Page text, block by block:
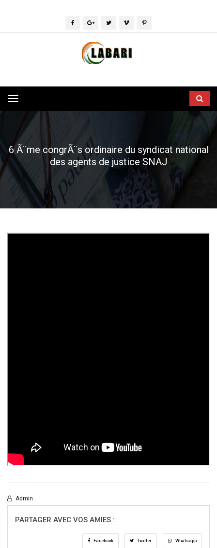
Toggle
navigation
6 Ã¨me congrÃ¨s ordinaire du syndicat national
des agents de justice SNAJ
Admin
PARTAGER AVEC VOS AMIES :
Facebook Twitter Whatsapp